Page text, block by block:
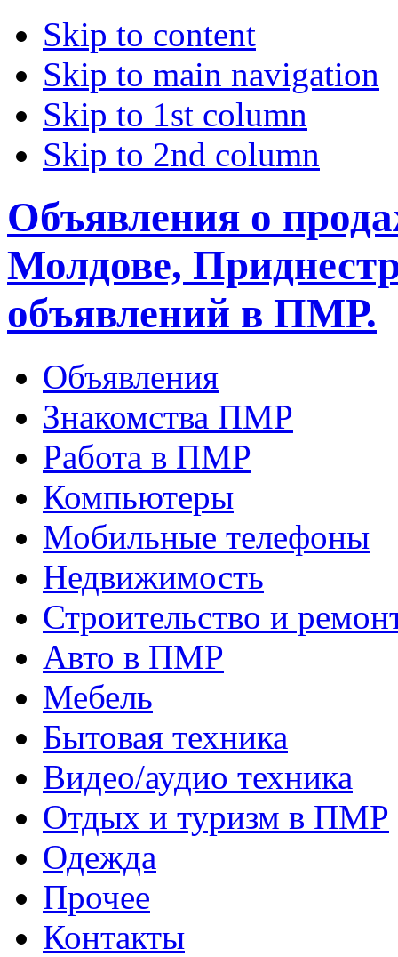
Skip to content
Skip to main navigation
Skip to 1st column
Skip to 2nd column
Объявления о
Молдове,
объявлений в ПМР.
Объявления
Знакомства ПМР
Работа в ПМР
Компьютеры
Мобильные телефоны
Недвижимость
Строительство и
Авто в ПМР
Мебель
Бытовая техника
Видео/аудио техника
Отдых и туризм в ПМР
Одежда
Прочее
Контакты